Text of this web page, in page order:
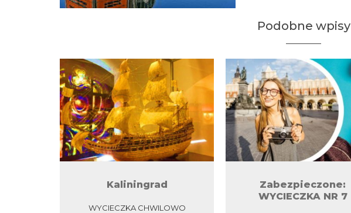
Podobne wpisy
Kaliningrad
WYCIECZKA CHWILOWO
Zabezpieczone:
WYCIECZKA NR 7